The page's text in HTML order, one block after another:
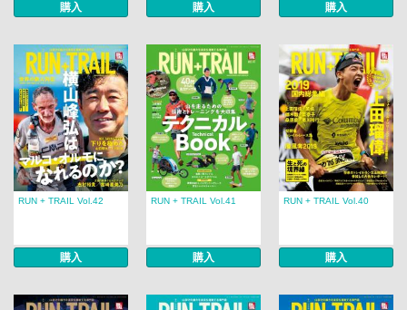
購入 購入 購入
RUN + TRAIL Vol.42
購入
RUN + TRAIL Vol.41
購入
RUN + TRAIL Vol.40
購入